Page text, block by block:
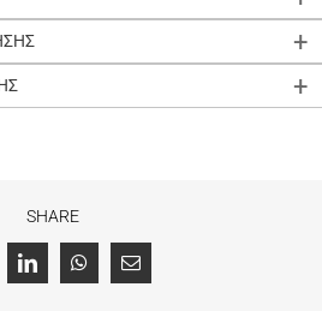
SHARE
LinkedInWhatsApp
Email